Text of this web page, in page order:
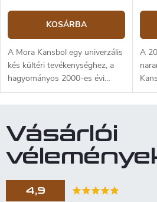
KOSÁRBA
A Mora Kansbol egy univerzális
kés kültéri tevékenységhez, a
hagyományos 2000-es évi
modell alapján. Profilozott
rozsdamentes acélból.
Markolata tartós,
csúszásmentes
készült. Műanyag tok
változtatható Multi-Mount
A
Vásárlói
4,9